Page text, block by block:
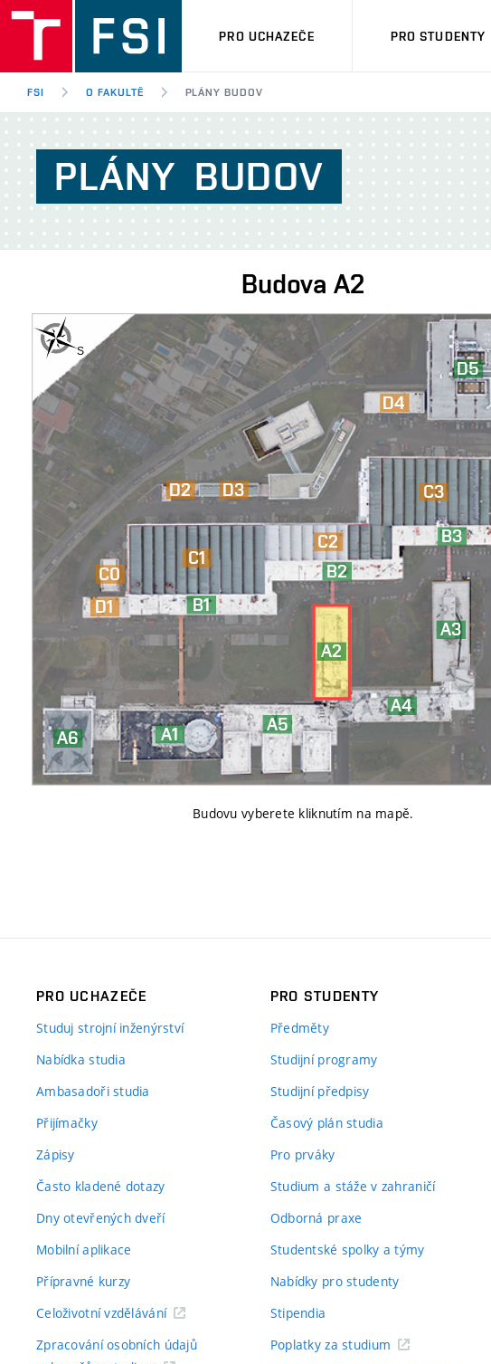
PRO UCHAZEČE PRO STUDENTY
FSI O FAKULTĚ PLÁNY BUDOV
PLÁNY BUDOV
BudovaA2
Budovu vyberete kliknutím na mapě.
PRO UCHAZEČE
Studuj strojní inženýrství
Nabídka studia
Ambasadoři studia
Přijímačky
Zápisy
Často kladené dotazy
Dny otevřených dveří
Mobilní aplikace
Přípravné kurzy
Celoživotní vzdělávání
Zpracování osobních údajů
PRO STUDENTY
Předměty
Studijní programy
Studijní předpisy
Časový plán studia
Pro prváky
Studium a stáže v zahraničí
Odborná praxe
Studentské spolky a týmy
Nabídky pro studenty
Stipendia
Poplatky za studium